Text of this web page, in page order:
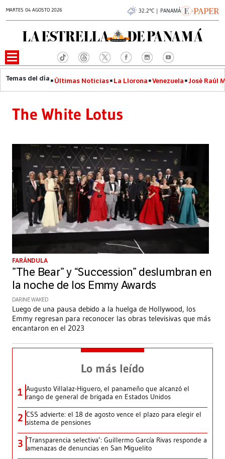
MARTES 04 AGOSTO 2026 32.2°C | PANAMÁ
Últimas Noticias La Llorona Venezuela José Raúl
The White Lotus
FARÁNDULA
”The Bear” y “Succession” deslumbran en
la noche de los Emmy Awards
DARINE WAKED
Luego de una pausa debido a la huelga de Hollywood, los
Emmy regresan para reconocer las obras televisivas que más
encantaron en el 2023
Lo más leído
1 Augusto Villalaz-Higuero, el panameño que alcanzó el
rango de general de brigada en Estados Unidos
2 CSS advierte: el 18 de agosto vence el plazo para elegir el
sistema de pensiones
3 ‘Transparencia selectiva’: Guillermo García Rivas responde a
amenazas de denuncias en San Miguelito